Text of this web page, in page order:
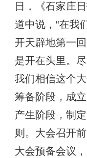
日，《石家庄
道中说，“在我
开天辟地第一
是开在头里。
我们相信这个
筹备阶段，成
产生阶段，制
则。大会召开
大会预备会议